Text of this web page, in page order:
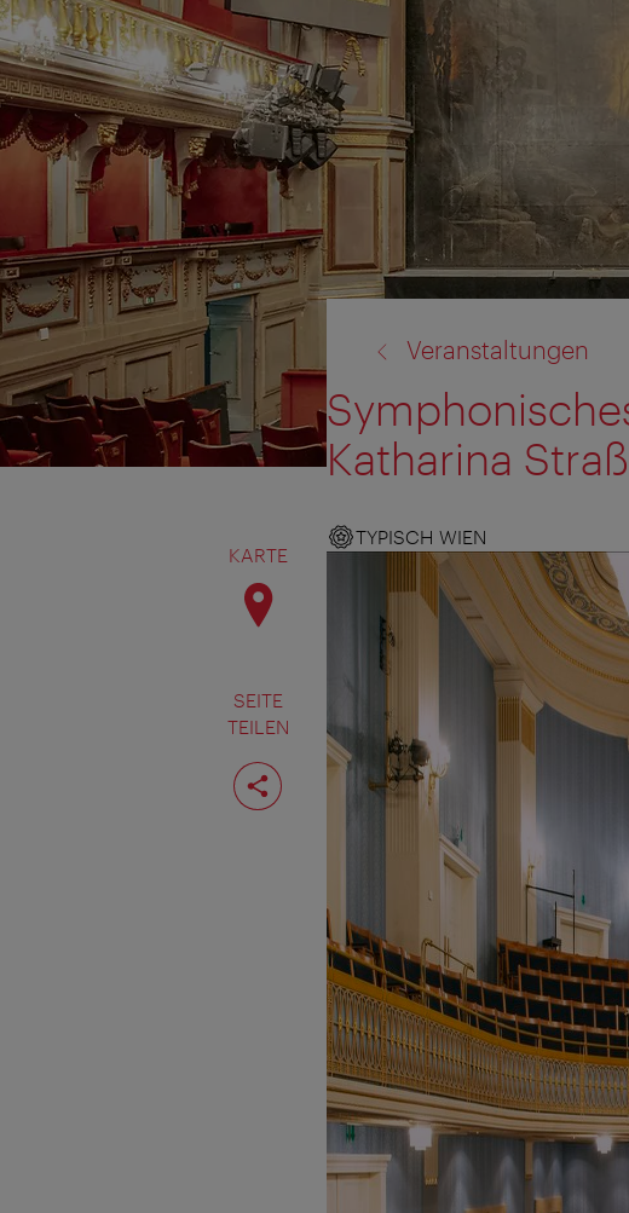
KARTE
SEITE
TEILEN
Seite
teilen
Veranstaltungen
Katharina
TYPISCH WIEN